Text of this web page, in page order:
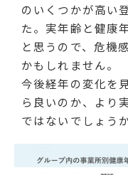
のいくつかが高い
た。実年齢と健康
と思うので、危機
かもしれません。
今後経年の変化を
ら良いのか、より
ではないでしょうか